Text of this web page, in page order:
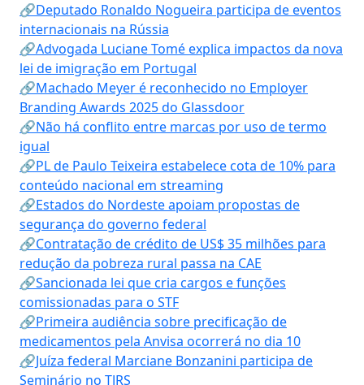
🔗Deputado Ronaldo Nogueira participa de eventos
internacionais na Rússia
🔗Advogada Luciane Tomé explica impactos da nova
lei de imigração em Portugal
🔗Machado Meyer é reconhecido no Employer
Branding Awards 2025 do Glassdoor
🔗Não há conflito entre marcas por uso de termo
igual
🔗PL de Paulo Teixeira estabelece cota de 10% para
conteúdo nacional em streaming
🔗Estados do Nordeste apoiam propostas de
segurança do governo federal
🔗Contratação de crédito de US$ 35 milhões para
redução da pobreza rural passa na CAE
🔗Sancionada lei que cria cargos e funções
comissionadas para o STF
🔗Primeira audiência sobre precificação de
medicamentos pela Anvisa ocorrerá no dia 10
🔗Juíza federal Marciane Bonzanini participa de
Seminário no TJRS